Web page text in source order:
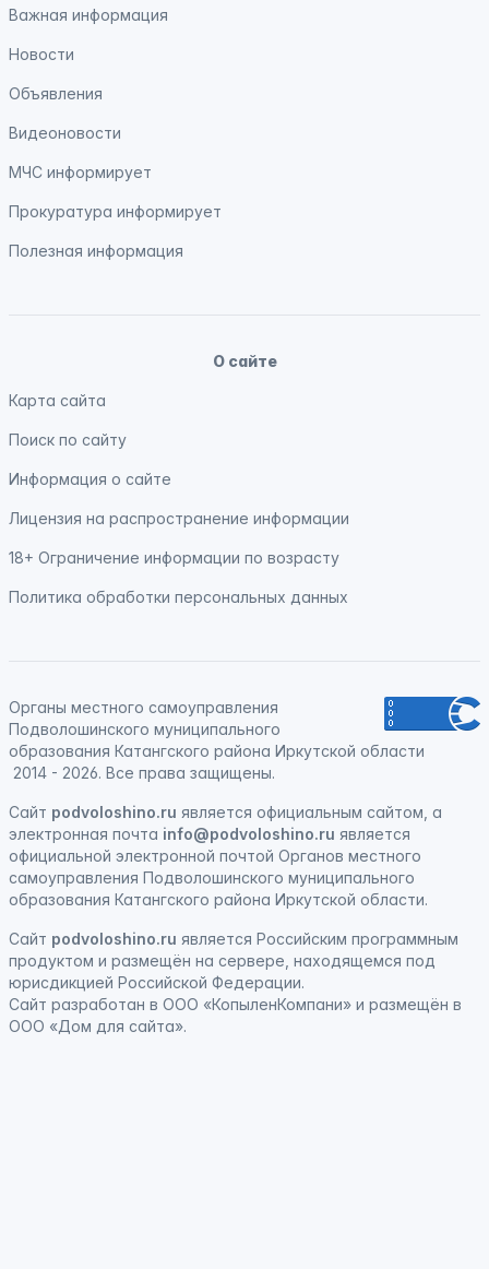
Важная информация
Новости
Объявления
Видеоновости
МЧС информирует
Прокуратура информирует
Полезная информация
О сайте
Карта сайта
Поиск по сайту
Информация о сайте
Лицензия на распространение информации
18+ Ограничение информации по возрасту
Политика обработки персональных данных
Органы местного самоуправления
Подволошинского муниципального
образования Катангского района Иркутской области
2014 - 2026. Все права защищены.
Сайт podvoloshino.ru является официальным сайтом, а
электронная почта info@podvoloshino.ru является
официальной электронной почтой Органов местного
самоуправления Подволошинского муниципального
образования Катангского района Иркутской области.
Сайт podvoloshino.ru является Российским программным
продуктом и размещён на сервере, находящемся под
юрисдикцией Российской Федерации.
Сайт разработан в ООО «КопыленКомпани» и размещён в
ООО «Дом для сайта».